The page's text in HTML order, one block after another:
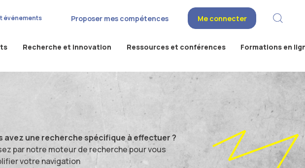
événements Proposer mes compétences Me connecter
Recherche et innovation Ressources et conférences Formations en
avez une recherche spécifique à effectuer ?
par notre moteur de recherche pour vous
votre navigation